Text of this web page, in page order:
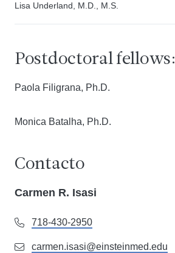
Lisa Underland, M.D., M.S.
Postdoctoral fellows:
Paola Filigrana, Ph.D.
Monica Batalha, Ph.D.
Contacto
Carmen R. Isasi
718-430-2950
carmen.isasi@einsteinmed.edu